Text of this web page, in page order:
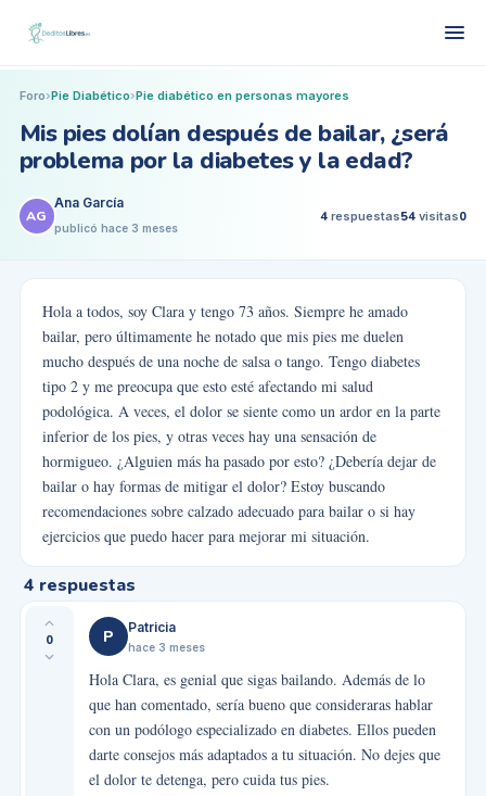
Foro›Pie Diabético›Pie diabético en personas mayores
Mis pies dolían después de bailar, ¿será
problema por la diabetes y la edad?
AG
Ana García
publicó hace 3 meses
4 respuestas54 visitas0
Hola a todos, soy Clara y tengo 73 años. Siempre he amado
bailar, pero últimamente he notado que mis pies me duelen
mucho después de una noche de salsa o tango. Tengo diabetes
tipo 2 y me preocupa que esto esté afectando mi salud
podológica. A veces, el dolor se siente como un ardor en la parte
inferior de los pies, y otras veces hay una sensación de
hormigueo. ¿Alguien más ha pasado por esto? ¿Debería dejar de
bailar o hay formas de mitigar el dolor? Estoy buscando
recomendaciones sobre calzado adecuado para bailar o si hay
ejercicios que puedo hacer para mejorar mi situación.
4 respuestas
0 P Patricia
hace 3 meses
Hola Clara, es genial que sigas bailando. Además de lo
que han comentado, sería bueno que consideraras hablar
con un podólogo especializado en diabetes. Ellos pueden
darte consejos más adaptados a tu situación. No dejes que
el dolor te detenga, pero cuida tus pies.